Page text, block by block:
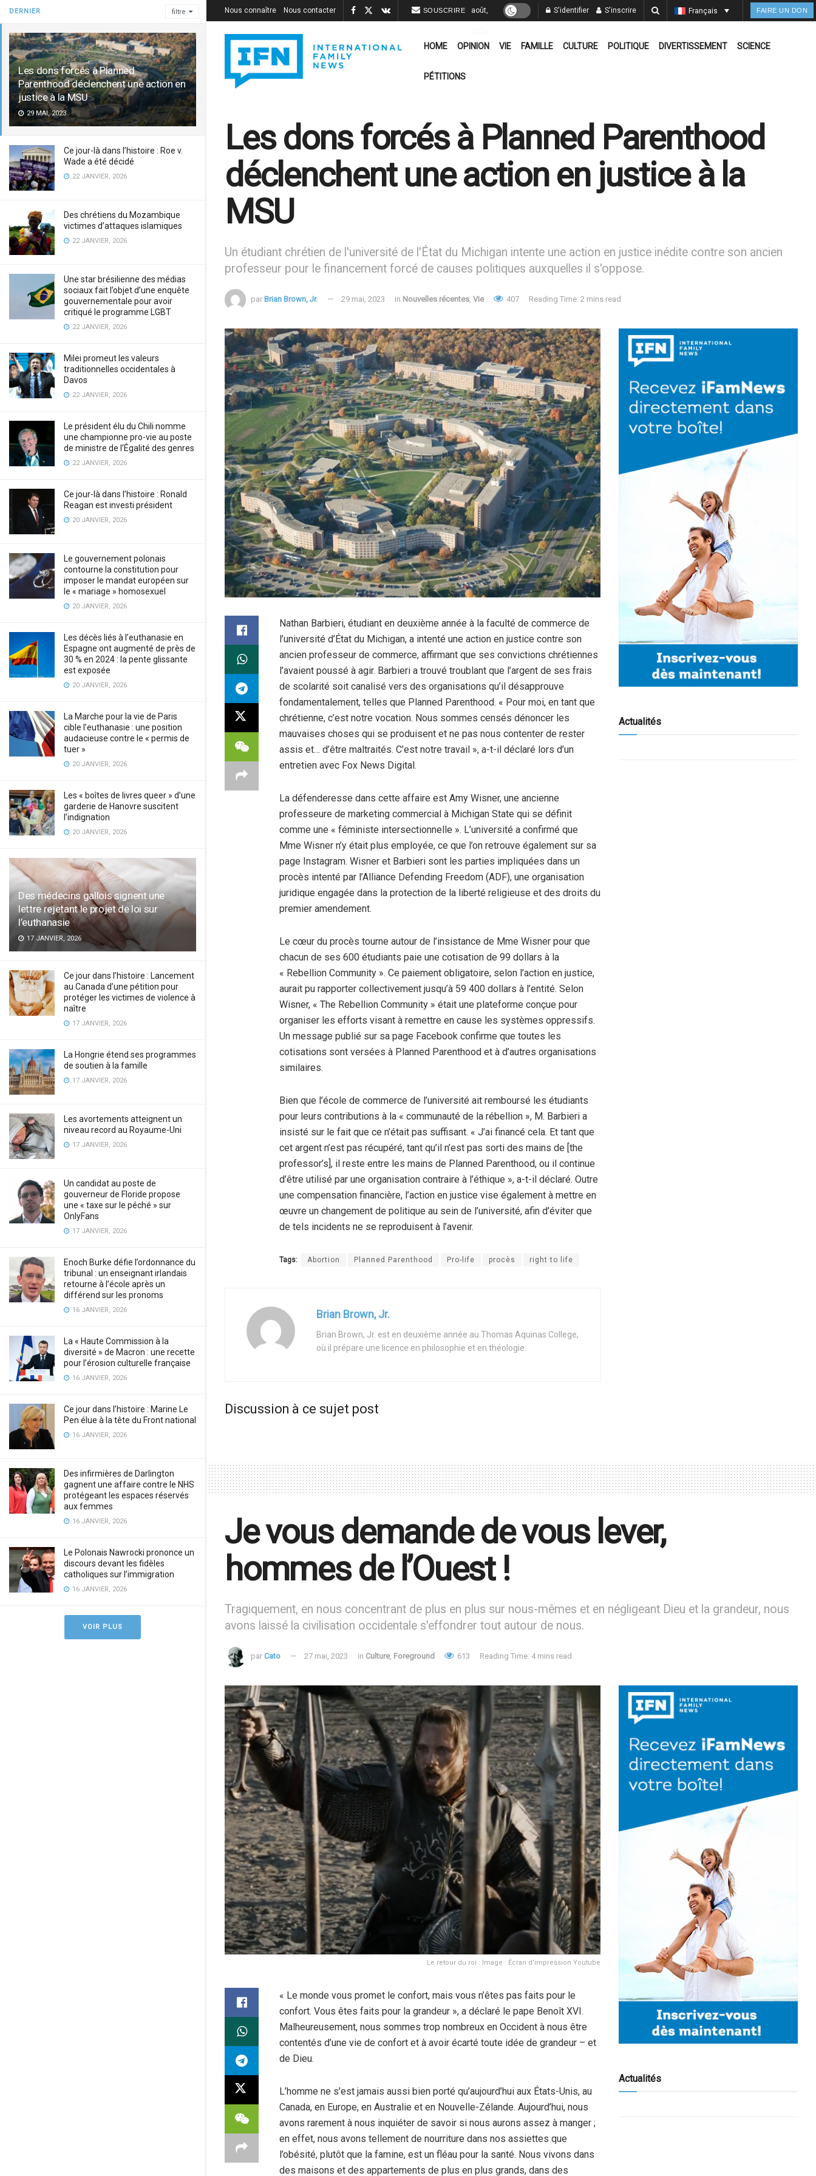
DERNIER filtre
Les dons forcés à Planned
Parenthood déclenchent une action en
justice à la MSU
29 MAI, 2023
Ce jour-là dans l’histoire : Roe v.
Wade a été décidé
22 JANVIER, 2026
Des chrétiens du Mozambique
victimes d’attaques islamiques
22 JANVIER, 2026
Une star brésilienne des médias
sociaux fait l’objet d’une enquête
gouvernementale pour avoir
critiqué le programme LGBT
22 JANVIER, 2026
Milei promeut les valeurs
traditionnelles occidentales à
Davos
22 JANVIER, 2026
Le président élu du Chili nomme
une championne pro-vie au poste
de ministre de l’Égalité des genres
22 JANVIER, 2026
Ce jour-là dans l’histoire : Ronald
Reagan est investi président
20 JANVIER, 2026
Le gouvernement polonais
contourne la constitution pour
imposer le mandat européen sur
le « mariage » homosexuel
20 JANVIER, 2026
Les décès liés à l’euthanasie en
Espagne ont augmenté de près de
30 % en 2024 : la pente glissante
est exposée
20 JANVIER, 2026
La Marche pour la vie de Paris
cible l’euthanasie : une position
audacieuse contre le « permis de
tuer »
20 JANVIER, 2026
Les « boîtes de livres queer » d’une
garderie de Hanovre suscitent
l’indignation
20 JANVIER, 2026
Des médecins gallois signent une
lettre rejetant le projet de loi sur
l’euthanasie
17 JANVIER, 2026
Ce jour dans l’histoire : Lancement
au Canada d’une pétition pour
protéger les victimes de violence à
naître
17 JANVIER, 2026
La Hongrie étend ses programmes
de soutien à la famille
17 JANVIER, 2026
Les avortements atteignent un
niveau record au Royaume-Uni
17 JANVIER, 2026
Un candidat au poste de
gouverneur de Floride propose
une « taxe sur le péché » sur
OnlyFans
17 JANVIER, 2026
Enoch Burke défie l’ordonnance du
tribunal : un enseignant irlandais
retourne à l’école après un
différend sur les pronoms
16 JANVIER, 2026
La « Haute Commission à la
diversité » de Macron : une recette
pour l’érosion culturelle française
16 JANVIER, 2026
Ce jour dans l’histoire : Marine Le
Pen élue à la tête du Front national
16 JANVIER, 2026
Des infirmières de Darlington
gagnent une affaire contre le NHS
protégeant les espaces réservés
aux femmes
16 JANVIER, 2026
Le Polonais Nawrocki prononce un
discours devant les fidèles
catholiques sur l’immigration
16 JANVIER, 2026
VOIR PLUS
Nous connaître Nous contacter SOUSCRIRE août, S'identifier S'inscrire Français FAIRE UN DON
HOME OPINION VIE FAMILLE CULTURE POLITIQUE DIVERTISSEMENT SCIENCE
PÉTITIONS
Les dons forcés à Planned Parenthood
déclenchent une action en justice à la
MSU
Un étudiant chrétien de l'université de l'État du Michigan intente une action en justice inédite contre son ancien
professeur pour le financement forcé de causes politiques auxquelles il s'oppose.
par Brian Brown, Jr. 29 mai, 2023 in Nouvelles récentes, Vie 407 Reading Time: 2 mins read
Nathan Barbieri, étudiant en deuxième année à la faculté de commerce de
l’université d’État du Michigan, a intenté une action en justice contre son
ancien professeur de commerce, affirmant que ses convictions chrétiennes
l’avaient poussé à agir. Barbieri a trouvé troublant que l’argent de ses frais
de scolarité soit canalisé vers des organisations qu’il désapprouve
fondamentalement, telles que Planned Parenthood. « Pour moi, en tant que
chrétienne, c’est notre vocation. Nous sommes censés dénoncer les
mauvaises choses qui se produisent et ne pas nous contenter de rester
assis et… d’être maltraités. C’est notre travail », a-t-il déclaré lors d’un
entretien avec Fox News Digital.
La défenderesse dans cette affaire est Amy Wisner, une ancienne
professeure de marketing commercial à Michigan State qui se définit
comme une « féministe intersectionnelle ». L’université a confirmé que
Mme Wisner n’y était plus employée, ce que l’on retrouve également sur sa
page Instagram. Wisner et Barbieri sont les parties impliquées dans un
procès intenté par l’Alliance Defending Freedom (ADF), une organisation
juridique engagée dans la protection de la liberté religieuse et des droits du
premier amendement.
Le cœur du procès tourne autour de l’insistance de Mme Wisner pour que
chacun de ses 600 étudiants paie une cotisation de 99 dollars à la
« Rebellion Community ». Ce paiement obligatoire, selon l’action en justice,
aurait pu rapporter collectivement jusqu’à 59 400 dollars à l’entité. Selon
Wisner, « The Rebellion Community » était une plateforme conçue pour
organiser les efforts visant à remettre en cause les systèmes oppressifs.
Un message publié sur sa page Facebook confirme que toutes les
cotisations sont versées à Planned Parenthood et à d’autres organisations
similaires.
Bien que l’école de commerce de l’université ait remboursé les étudiants
pour leurs contributions à la « communauté de la rébellion », M. Barbieri a
insisté sur le fait que ce n’était pas suffisant. « J’ai financé cela. Et tant que
cet argent n’est pas récupéré, tant qu’il n’est pas sorti des mains de [the
professor’s], il reste entre les mains de Planned Parenthood, ou il continue
d’être utilisé par une organisation contraire à l’éthique », a-t-il déclaré. Outre
une compensation financière, l’action en justice vise également à mettre en
œuvre un changement de politique au sein de l’université, afin d’éviter que
de tels incidents ne se reproduisent à l’avenir.
Tags: Abortion Planned Parenthood Pro-life procès right to life
Brian Brown, Jr.
Brian Brown, Jr. est en deuxième année au Thomas Aquinas College,
où il prépare une licence en philosophie et en théologie.
Discussion à ce sujet post
Actualités
Je vous demande de vous lever,
hommes de l’Ouest !
Tragiquement, en nous concentrant de plus en plus sur nous-mêmes et en négligeant Dieu et la grandeur, nous
avons laissé la civilisation occidentale s'effondrer tout autour de nous.
par Cato 27 mai, 2023 in Culture, Foreground 613 Reading Time: 4 mins read
Le retour du roi : Image : Écran d'impression Youtube
« Le monde vous promet le confort, mais vous n’êtes pas faits pour le
confort. Vous êtes faits pour la grandeur », a déclaré le pape Benoît XVI.
Malheureusement, nous sommes trop nombreux en Occident à nous être
contentés d’une vie de confort et à avoir écarté toute idée de grandeur – et
de Dieu.
L’homme ne s’est jamais aussi bien porté qu’aujourd’hui aux États-Unis, au
Canada, en Europe, en Australie et en Nouvelle-Zélande. Aujourd’hui, nous
avons rarement à nous inquiéter de savoir si nous aurons assez à manger ;
en effet, nous avons tellement de nourriture dans nos assiettes que
l’obésité, plutôt que la famine, est un fléau pour la santé. Nous vivons dans
des maisons et des appartements de plus en plus grands, dans des
Actualités